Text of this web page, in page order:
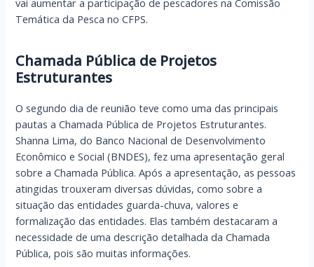
Temática da Pesca no CFPS.
Chamada Pública de Projetos
Estruturantes
O segundo dia de reunião teve como uma das principais
pautas a Chamada Pública de Projetos Estruturantes.
Shanna Lima, do Banco Nacional de Desenvolvimento
Econômico e Social (BNDES), fez uma apresentação geral
sobre a Chamada Pública. Após a apresentação, as pessoas
atingidas trouxeram diversas dúvidas, como sobre a
situação das entidades guarda-chuva, valores e
formalização das entidades. Elas também destacaram a
necessidade de uma descrição detalhada da Chamada
Pública, pois são muitas informações.